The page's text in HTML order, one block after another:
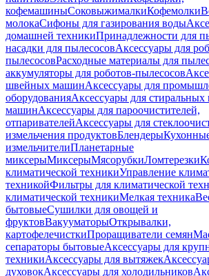
кофемашиныСоковыжималкиКофемолки
молокаСифоны для газирования воды
домашней техникиПринадлежности для
насадки для пылесосовАксессуары для
пылесосовРасходные материалы для
аккумуляторы для роботов-пылесосов
швейных машинАксессуары для
оборудованияАксессуары для
машинАксессуары для пароочистителей,
отпаривателейАксессуары для
измельчения продуктовБлендеры
измельчителиПланетарные
миксерыМиксерыМясорубкиЛомтерезки
климатической техникиУправление
техникойФильтры для климатической
климатической техникиМелкая техника
бытовыеСушилки для овощей и
фруктовВакууматорыОткрывалки,
картофелечисткиПроращиватели семян
сепараторы бытовыеАксессуары для
техникиАксессуары для вытяжек
духовокАксессуары для холодильников